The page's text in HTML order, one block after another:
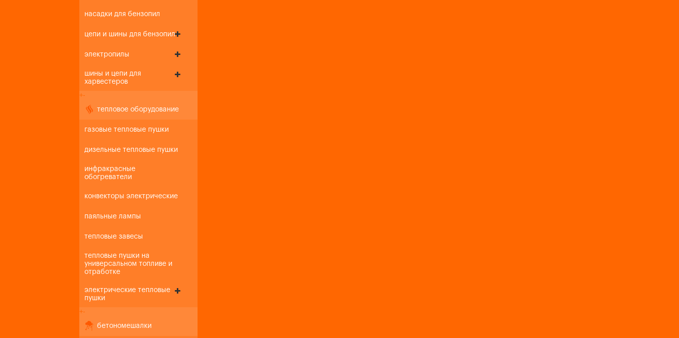
насадки для бензопил
цепи и шины для бензопил
электропилы
шины и цепи для
харвестеров
+-
тепловое оборудование
газовые тепловые пушки
дизельные тепловые пушки
инфракрасные
обогреватели
конвекторы электрические
паяльные лампы
тепловые завесы
тепловые пушки на
универсальном топливе и
отработке
электрические тепловые
пушки
+-
бетономешалки